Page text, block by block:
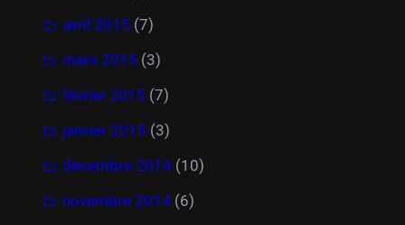
avril 2015 (7)
mars 2015 (3)
février 2015 (7)
janvier 2015 (3)
décembre 2014 (10)
novembre 2014 (6)